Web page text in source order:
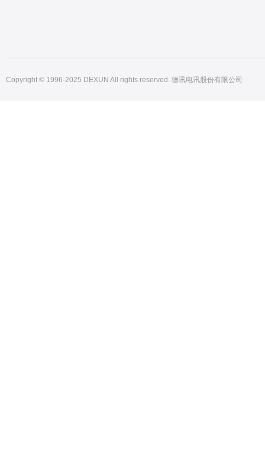
Copyright © 1996-2025 DEXUN All rights reserved. 德讯电讯股份有限公司